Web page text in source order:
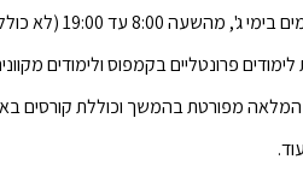
8:00 עד 19:00 (לא כולל קורסי השלמה)
פרונטליים בקמפוס ולימודים
המלאה מפורטת בהמשך וכוללת קורסים